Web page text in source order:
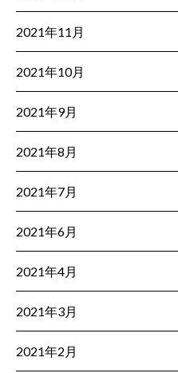
2021年11月
2021年10月
2021年9月
2021年8月
2021年7月
2021年6月
2021年4月
2021年3月
2021年2月